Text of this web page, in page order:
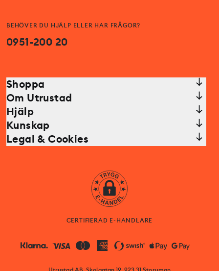
BEHÖVER DU HJÄLP ELLER HAR FRÅGOR?
0951-200 20
Shoppa
Om Utrustad
Hjälp
Kunskap
Legal & Cookies
CERTIFIERAD E-HANDLARE